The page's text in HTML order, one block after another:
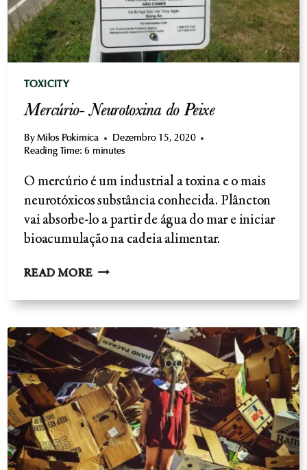
TOXICITY
Mercúrio- Neurotoxina do Peixe
By Milos Pokimica
Dezembro 15, 2020
Reading Time: 6 minutes
O mercúrio é um industrial a toxina e o mais
neurotóxicos substância conhecida. Plâncton
vai absorbe-lo a partir de água do mar e iniciar
bioacumulação na cadeia alimentar.
READ MOREMERCÚRIO-
DO